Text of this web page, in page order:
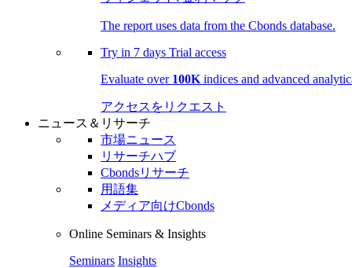
The report uses data from the Cbonds database.
Try in 7 days Trial access
Evaluate over 100K indices and advanced
アクセスをリクエスト
ニュース＆リサーチ
市場ニュース
リサーチハブ
Cbondsリサーチ
用語集
メディア向けCbonds
Online Seminars & Insights
Seminars Insights